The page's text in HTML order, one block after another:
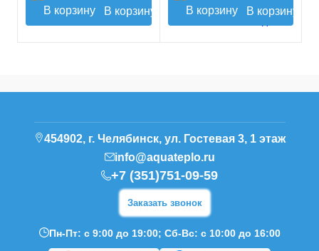
В корзину В корзину
454902, г. Челябинск, ул. Гостевая 3, 1 этаж
info@aquateplo.ru
+7 (351)751-09-59
Заказать звонок
Пн-Пт: с 9:00 до 19:00; Сб-Вс: с 10:00 до 16:00